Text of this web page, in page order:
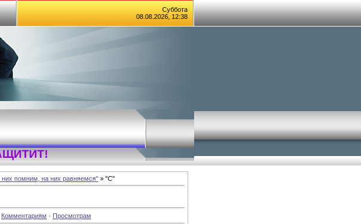
Суббота
08.08.2026, 12:38
них помним, на них равняемся" » "С"
Комментариям · Просмотрам